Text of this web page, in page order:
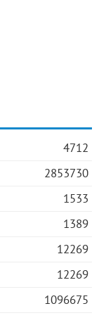
4712
2853730
1533
1389
12269
12269
1096675